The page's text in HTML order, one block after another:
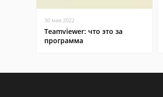
30 мая 2022
Teamviewer: что это за
программа